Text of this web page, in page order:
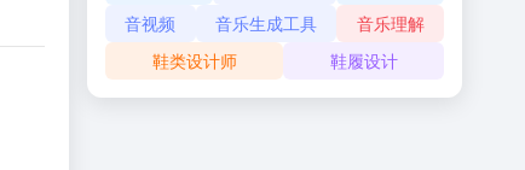
音视频
音乐生成工具
音乐理解
鞋类设计师
鞋履设计